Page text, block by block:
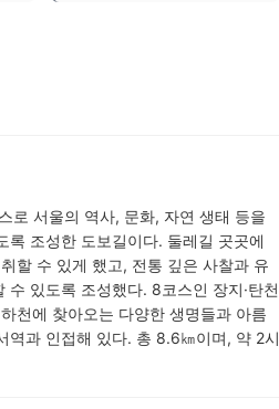
로 서울의 역사, 문화, 자연 생태 등을
조성한 도보길이다. 둘레길 곳곳에
할 수 있게 했고, 전통 깊은 사찰과 유
있도록 조성했다. 8코스인 장지·탄천
천에 찾아오는 다양한 생명들과 아름
역과 인접해 있다. 총 8.6㎞이며, 약 2시